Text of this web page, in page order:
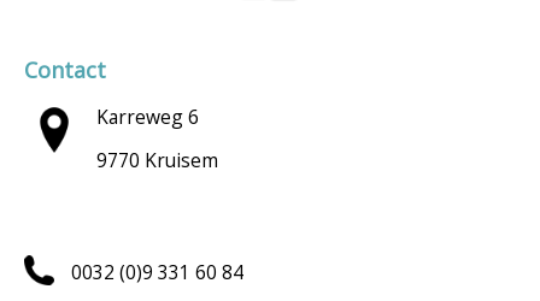
Contact
Karreweg 6
9770 Kruisem
0032 (0)9 331 60 84